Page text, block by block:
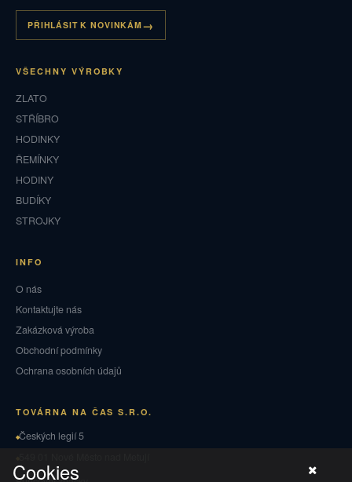
PŘIHLÁSIT K NOVINKÁM
VŠECHNY VÝROBKY
ZLATO
STŘÍBRO
HODINKY
ŘEMÍNKY
HODINY
BUDÍKY
STROJKY
INFO
O nás
Kontaktujte nás
Zakázková výroba
Obchodní podmínky
Ochrana osobních údajů
TOVÁRNA NA ČAS S.R.O.
Českých legií 5
Cookies